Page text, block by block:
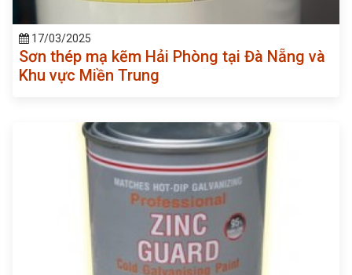
17/03/2025
Sơn thép mạ kẽm Hải Phòng tại Đà Nẵng và
Khu vực Miền Trung